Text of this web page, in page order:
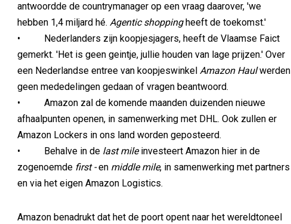
antwoordde de countrymanager op een vraag daarover, 'we
hebben 1,4 miljard hé. Agentic shoppingheeft de toekomst.'
• Nederlanders zijn koopjesjagers, heeft de Vlaamse Faict
gemerkt. 'Het is geen geintje, jullie houden van lage prijzen.' Over
een Nederlandse entree van koopjeswinkel Amazon Haulwerden
geen mededelingen gedaan of vragen beantwoord.
• Amazon zal de komende maanden duizenden nieuwe
afhaalpunten openen, in samenwerking met DHL. Ook zullen er
Amazon Lockers in ons land worden geposteerd.
• Behalve in de last mileinvesteert Amazon hier in de
zogenoemde first -en middle mile, in samenwerking met partners
en via het eigen Amazon Logistics.
Amazon benadrukt dat het de poort opent naar het wereldtoneel